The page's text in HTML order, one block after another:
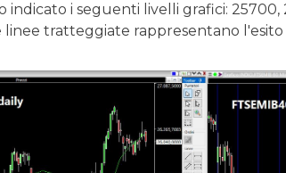
indicato i seguenti livelli grafici: 25700,
tratteggiate rappresentano l'esito